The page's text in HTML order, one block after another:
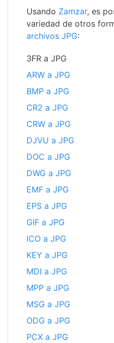
Usando Zamzar, es
variedad de otros
archivos JPG:
3FR a JPG
ARW a JPG
BMP a JPG
CR2 a JPG
CRW a JPG
DJVU a JPG
DOC a JPG
DWG a JPG
EMF a JPG
EPS a JPG
GIF a JPG
ICO a JPG
KEY a JPG
MDI a JPG
MPP a JPG
MSG a JPG
ODG a JPG
PCX a JPG